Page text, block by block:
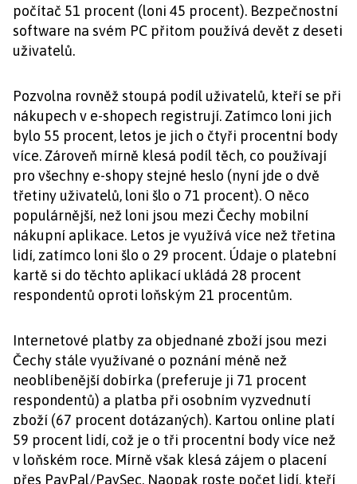
počítač 51 procent (loni 45 procent). Bezpečnostní
software na svém PC přitom používá devět z deseti
uživatelů.
Pozvolna rovněž stoupá podíl uživatelů, kteří se při
nákupech v e-shopech registrují. Zatímco loni jich
bylo 55 procent, letos je jich o čtyři procentní body
více. Zároveň mírně klesá podíl těch, co používají
pro všechny e-shopy stejné heslo (nyní jde o dvě
třetiny uživatelů, loni šlo o 71 procent). O něco
populárnější, než loni jsou mezi Čechy mobilní
nákupní aplikace. Letos je využívá více než třetina
lidí, zatímco loni šlo o 29 procent. Údaje o platební
kartě si do těchto aplikací ukládá 28 procent
respondentů oproti loňským 21 procentům.
Internetové platby za objednané zboží jsou mezi
Čechy stále využívané o poznání méně než
neoblíbenější dobírka (preferuje ji 71 procent
respondentů) a platba při osobním vyzvednutí
zboží (67 procent dotázaných). Kartou online platí
59 procent lidí, což je o tři procentní body více než
v loňském roce. Mírně však klesá zájem o placení
přes PayPal/PaySec. Naopak roste počet lidí, kteří